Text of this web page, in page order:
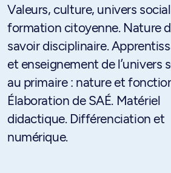
Valeurs, culture, univers
formation citoyenne. Nature
savoir disciplinaire.
et enseignement de l’univers
au primaire : nature et
Élaboration de SAÉ. Matériel
didactique. Différenciation et
numérique.